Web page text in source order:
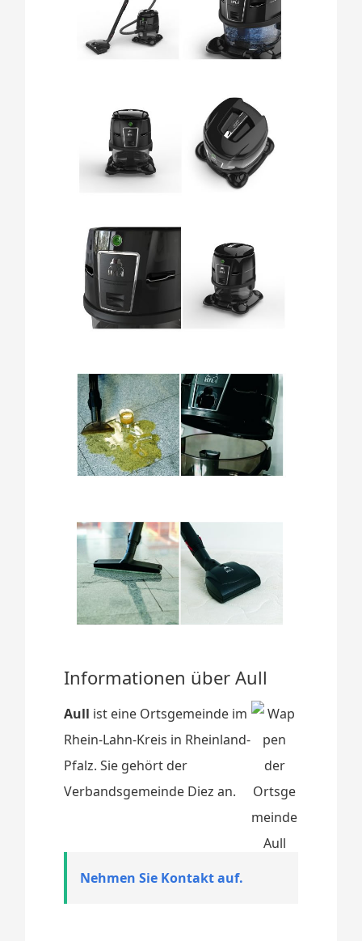
Informationen über Aull
Aull ist eine Ortsgemeinde im
Rhein-Lahn-Kreis in Rheinland-
Pfalz. Sie gehört der
Verbandsgemeinde Diez an.
Nehmen Sie Kontakt auf.